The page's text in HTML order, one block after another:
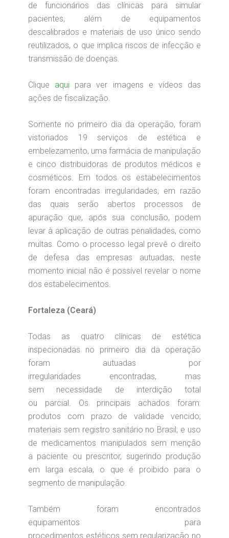
de funcionários das clínicas para simular
pacientes, além de equipamentos
descalibrados e materiais de uso único sendo
reutilizados, o que implica riscos de infecção e
transmissão de doenças.
Clique aqui para ver imagens e vídeos das
ações de fiscalização.
Somente no primeiro dia da operação, foram
vistoriados 19 serviços de estética e
embelezamento, uma farmácia de manipulação
e cinco distribuidoras de produtos médicos e
cosméticos. Em todos os estabelecimentos
foram encontradas irregularidades, em razão
das quais serão abertos processos de
apuração que, após sua conclusão, podem
levar à aplicação de outras penalidades, como
multas. Como o processo legal prevê o direito
de defesa das empresas autuadas, neste
momento inicial não é possível revelar o nome
dos estabelecimentos.
Fortaleza (Ceará)
Todas as quatro clínicas de estética
inspecionadas no primeiro dia da operação
foram autuadas por
irregularidades encontradas, mas
sem necessidade de interdição total
ou parcial. Os principais achados foram:
produtos com prazo de validade vencido;
materiais sem registro sanitário no Brasil; e uso
de medicamentos manipulados sem menção
a paciente ou prescritor, sugerindo produção
em larga escala, o que é proibido para o
segmento de manipulação.
Também foram encontrados
equipamentos para
procedimentos estéticos sem regularização no